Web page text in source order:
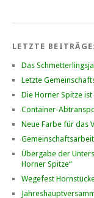
LETZTE BEITRÄGE:
Das
Letzte
Die Horner Spitze
Container-
Neue Farbe für das
Übergabe der
Horner Spitze“
Wegefest